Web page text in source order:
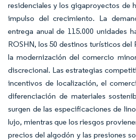
residenciales y los gigaproyectos de
impulso del crecimiento. La
entrega anual de 115.000 unidades
ROSHN, los 50 destinos turísticos
la modernización del comercio
discrecional. Las estrategias
incentivos de localización, el
diferenciación de materiales
surgen de las especificaciones de
lujo, mientras que los riesgos
precios del algodón y las presiones